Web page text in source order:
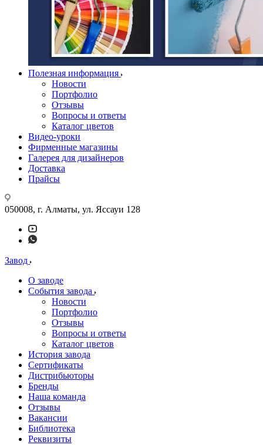
Полезная информация
Новости
Портфолио
Отзывы
Вопросы и ответы
Каталог цветов
Видео-уроки
Фирменные магазины
Галерея для дизайнеров
Доставка
Прайсы
050008, г. Алматы, ул. Яссауи 128
Завод
О заводе
События завода
Новости
Портфолио
Отзывы
Вопросы и ответы
Каталог цветов
История завода
Сертификаты
Дистрибьюторы
Бренды
Наша команда
Отзывы
Вакансии
Библиотека
Реквизиты